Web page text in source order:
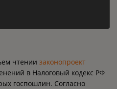
чтении законопроект
в Налоговый кодекс РФ
госпошлин. Согласно